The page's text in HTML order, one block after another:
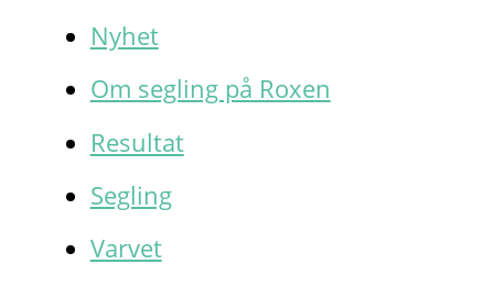
Nyhet
Om segling på Roxen
Resultat
Segling
Varvet